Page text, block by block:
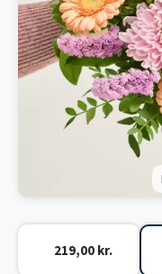
219,00 kr.